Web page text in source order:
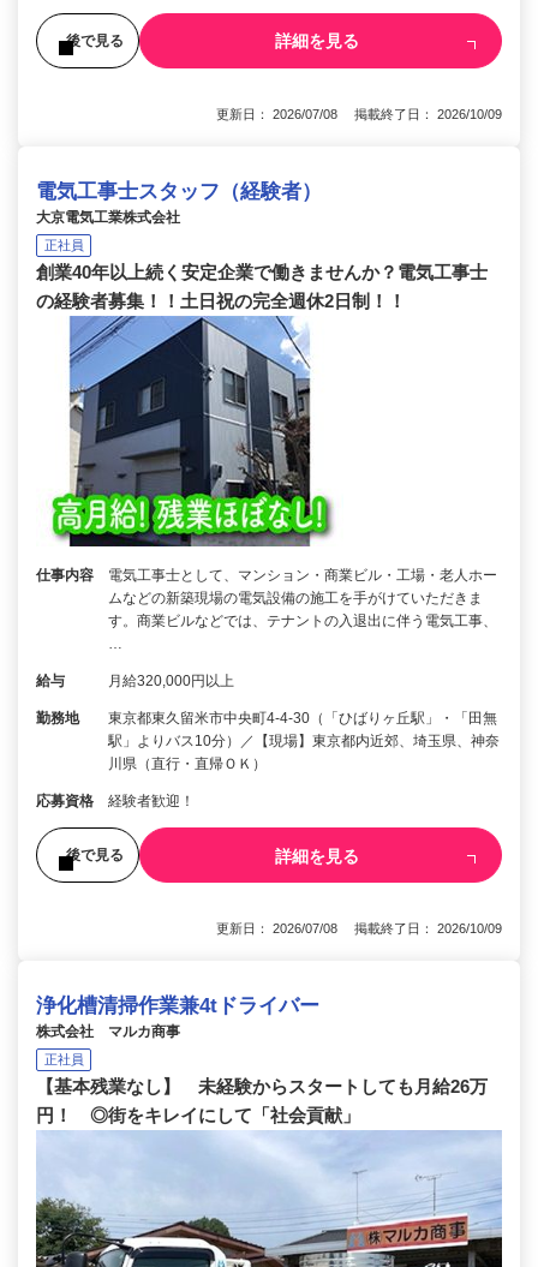
後で見る 詳細を見る
更新日： 2026/07/08 掲載終了日： 2026/10/09
電気工事士スタッフ（経験者）
大京電気工業株式会社
正社員
創業40年以上続く安定企業で働きませんか？電気工事士
の経験者募集！！土日祝の完全週休2日制！！
仕事内容
電気工事士として、マンション・商業ビル・工場・老人ホー
ムなどの新築現場の電気設備の施工を手がけていただきま
す。商業ビルなどでは、テナントの入退出に伴う電気工事、
…
給与 月給320,000円以上
勤務地
東京都東久留米市中央町4-4-30（「ひばりヶ丘駅」・「田無
駅」よりバス10分）／【現場】東京都内近郊、埼玉県、神奈
川県（直行・直帰ＯＫ）
応募資格 経験者歓迎！
後で見る 詳細を見る
更新日： 2026/07/08 掲載終了日： 2026/10/09
浄化槽清掃作業兼4tドライバー
株式会社 マルカ商事
正社員
【基本残業なし】 未経験からスタートしても月給26万
円！ ◎街をキレイにして「社会貢献」